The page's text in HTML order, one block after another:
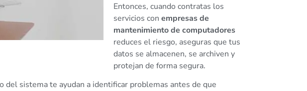
Entonces, cuando contratas los
servicios con empresas de
mantenimiento de computadores
reduces el riesgo, aseguras que tus
datos se almacenen, se archiven y
protejan de forma segura.
del sistema te ayudan a identificar problemas antes de que